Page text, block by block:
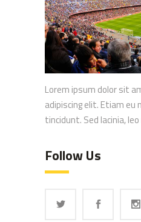
Lorem ipsum dolor sit
adipiscing elit. Etiam
tincidunt. Sed lacinia, leo
Follow Us